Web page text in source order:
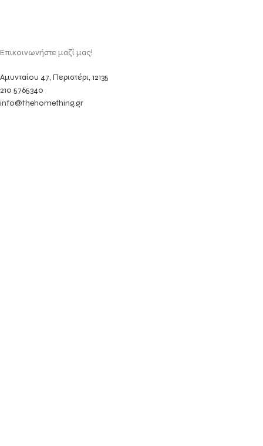
Επικοινωνήστε μαζί μας!
Αμυνταίου 47, Περιστέρι, 12135
210 5765340
info@thehomething.gr